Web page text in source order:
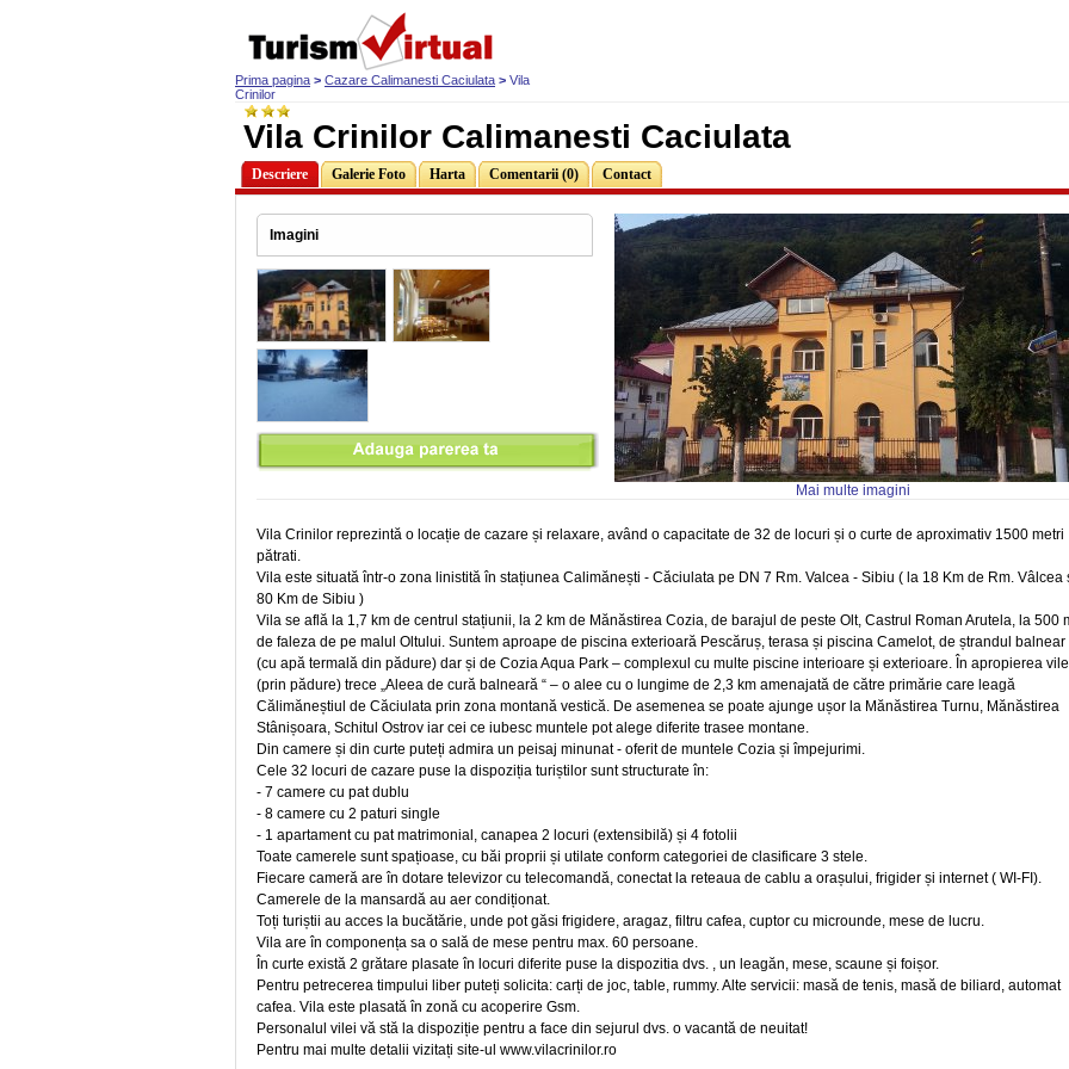
Prima pagina > Cazare Calimanesti Caciulata > Vila
Crinilor
Vila Crinilor Calimanesti Caciulata
Descriere Galerie Foto Harta Comentarii (0) Contact
Imagini
Mai multe imagini
Vila Crinilor reprezintă o locație de cazare și relaxare, având o capacitate de 32 de locuri și o curte de aproximativ 1500 metri
pătrati.
Vila este situată într-o zona linistită în stațiunea Calimănești - Căciulata pe DN 7 Rm. Valcea - Sibiu ( la 18 Km de Rm. Vâlcea
80 Km de Sibiu )
Vila se află la 1,7 km de centrul stațiunii, la 2 km de Mănăstirea Cozia, de barajul de peste Olt, Castrul Roman Arutela, la 500
de faleza de pe malul Oltului. Suntem aproape de piscina exterioară Pescăruș, terasa și piscina Camelot, de ștrandul balnear
(cu apă termală din pădure) dar și de Cozia Aqua Park – complexul cu multe piscine interioare și exterioare. În apropierea
(prin pădure) trece „Aleea de cură balneară “ – o alee cu o lungime de 2,3 km amenajată de către primărie care leagă
Călimăneștiul de Căciulata prin zona montană vestică. De asemenea se poate ajunge ușor la Mănăstirea Turnu, Mănăstirea
Stânișoara, Schitul Ostrov iar cei ce iubesc muntele pot alege diferite trasee montane.
Din camere și din curte puteți admira un peisaj minunat - oferit de muntele Cozia și împejurimi.
Cele 32 locuri de cazare puse la dispoziția turiștilor sunt structurate în:
- 7 camere cu pat dublu
- 8 camere cu 2 paturi single
- 1 apartament cu pat matrimonial, canapea 2 locuri (extensibilă) și 4 fotolii
Toate camerele sunt spațioase, cu băi proprii și utilate conform categoriei de clasificare 3 stele.
Fiecare cameră are în dotare televizor cu telecomandă, conectat la reteaua de cablu a orașului, frigider și internet ( WI-FI).
Camerele de la mansardă au aer condiționat.
Toți turiștii au acces la bucătărie, unde pot găsi frigidere, aragaz, filtru cafea, cuptor cu microunde, mese de lucru.
Vila are în componența sa o sală de mese pentru max. 60 persoane.
În curte există 2 grătare plasate în locuri diferite puse la dispozitia dvs. , un leagăn, mese, scaune și foișor.
Pentru petrecerea timpului liber puteți solicita: carți de joc, table, rummy. Alte servicii: masă de tenis, masă de biliard, automat
cafea. Vila este plasată în zonă cu acoperire Gsm.
Personalul vilei vă stă la dispoziție pentru a face din sejurul dvs. o vacantă de neuitat!
Pentru mai multe detalii vizitați site-ul www.vilacrinilor.ro